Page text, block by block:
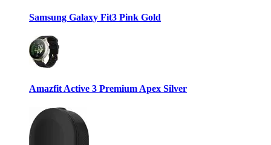
Samsung Galaxy Fit3 Pink Gold
Amazfit Active 3 Premium Apex Silver